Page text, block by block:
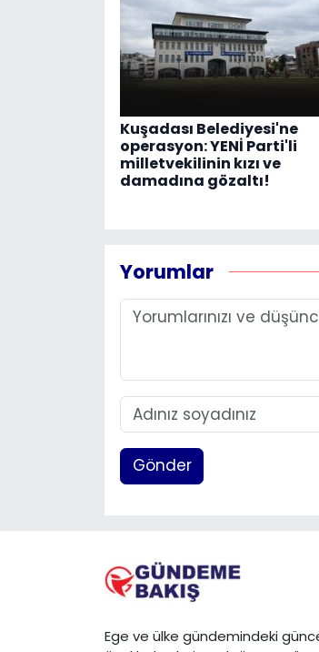
Kuşadası Belediyesi'ne
operasyon: YENİ Parti'li
milletvekilinin kızı ve
damadına gözaltı!
Yorumlar
Gönder
Ege ve ülke gündemindeki